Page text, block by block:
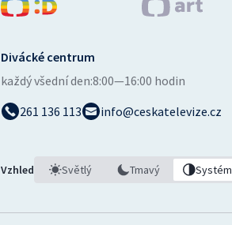
Divácké centrum
každý všední den:8:00—16:00 hodin
261 136 113
info@ceskatelevize.cz
Vzhled Světlý Tmavý Systém